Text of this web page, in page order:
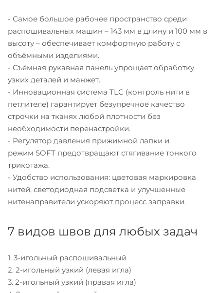
- Самое большое рабочее пространство среди
распошивальных машин – 143 мм в длину и 100 мм в
высоту – обеспечивает комфортную работу с
объёмными изделиями.
- Съёмная рукавная панель упрощает обработку
узких деталей и манжет.
- Инновационная система TLC (контроль нити в
петлителе) гарантирует безупречное качество
строчки на тканях любой плотности без
необходимости перенастройки.
- Регулятор давления прижимной лапки и
режим SOFT предотвращают стягивание тонкого
трикотажа.
- Удобство использования: цветовая маркировка
нитей, светодиодная подсветка и улучшенные
нитенаправители ускоряют процесс заправки.
7 видов швов для любых задач
1. 3-игольный распошивальный
2. 2-игольный узкий (левая игла)
3. 2-игольный узкий (правая игла)